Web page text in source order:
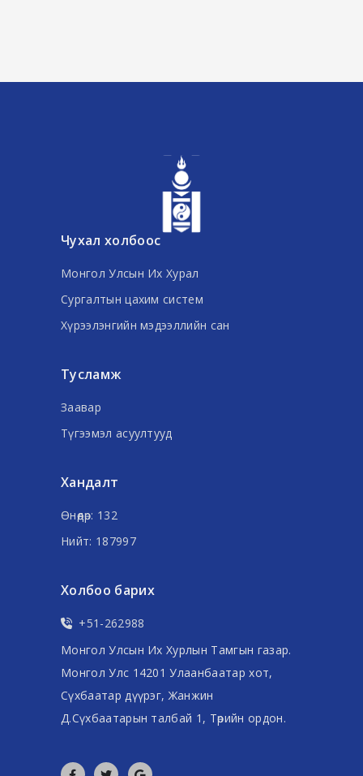
Чухал холбоос
Монгол Улсын Их Хурал
Сургалтын цахим систем
Хүрээлэнгийн мэдээллийн сан
Тусламж
Заавар
Түгээмэл асуултууд
Хандалт
Өнөөдөр: 132
Нийт: 187997
Холбоо барих
+51-262988
Монгол Улсын Их Хурлын Тамгын газар.
Монгол Улс 14201 Улаанбаатар хот,
Сүхбаатар дүүрэг, Жанжин
Д.Сүхбаатарын талбай 1, Төрийн ордон.